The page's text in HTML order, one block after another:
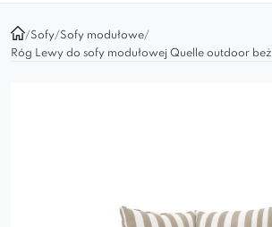
/Sofy/Sofy modułowe/
Róg Lewy do sofy modułowej Quelle outdoor beż